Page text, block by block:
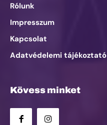
Rólunk
Impresszum
Kapcsolat
Adatvédelemi tájékoztató
Kövess minket